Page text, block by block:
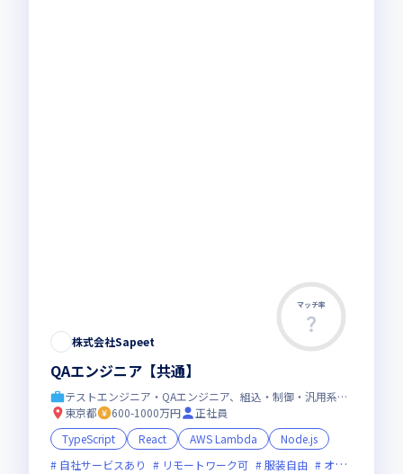
マッチ率
株式会社Sapeet
QAエンジニア【共通】
テストエンジニア・QAエンジニア、組込・制御・汎用系エンジニア
東京都
600-1000万円
正社員
TypeScript
React AWS Lambda
Node.js
自社サービスあり
リモートワーク可 服装自由 オンライン選考可